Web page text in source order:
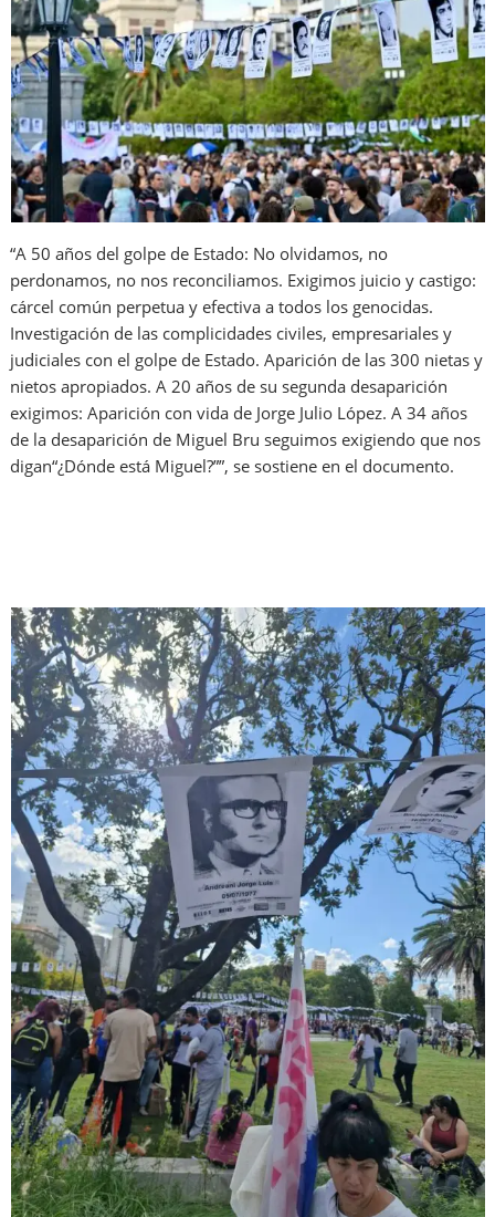
“A 50 años del golpe de Estado: No olvidamos, no
perdonamos, no nos reconciliamos. Exigimos juicio y castigo:
cárcel común perpetua y efectiva a todos los genocidas.
Investigación de las complicidades civiles, empresariales y
judiciales con el golpe de Estado. Aparición de las 300 nietas y
nietos apropiados. A 20 años de su segunda desaparición
exigimos: Aparición con vida de Jorge Julio López. A 34 años
de la desaparición de Miguel Bru seguimos exigiendo que nos
digan“¿Dónde está Miguel?””, se sostiene en el documento.